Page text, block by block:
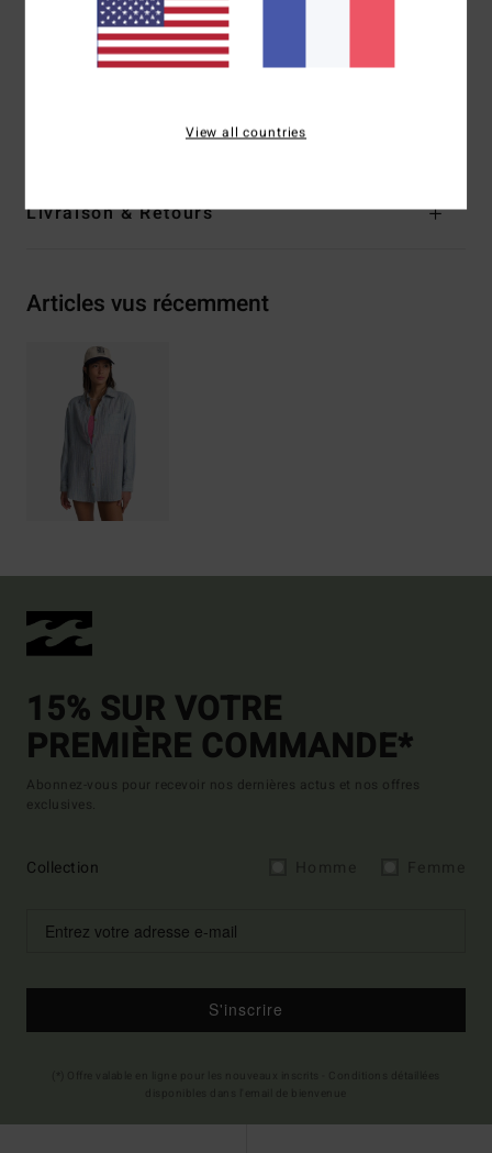
Poche plaquée sur le devant
Petite plaque métallique
Traçabilité du produit (Loi Agec)
Livraison & Retours
Articles vus récemment
15% SUR VOTRE
PREMIÈRE COMMANDE*
Abonnez-vous pour recevoir nos dernières actus et nos offres
exclusives.
Collection
S'inscrire
View all countries